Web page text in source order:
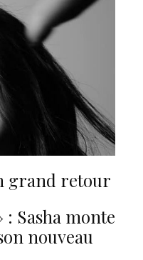
grand retour
Sasha monte
nouveau